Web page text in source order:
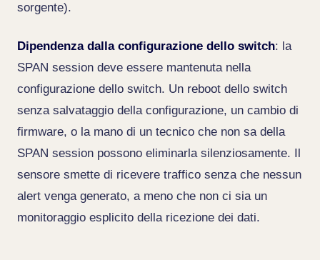
sorgente).
Dipendenza dalla configurazione dello switch: la
SPAN session deve essere mantenuta nella
configurazione dello switch. Un reboot dello switch
senza salvataggio della configurazione, un cambio di
firmware, o la mano di un tecnico che non sa della
SPAN session possono eliminarla silenziosamente. Il
sensore smette di ricevere traffico senza che nessun
alert venga generato, a meno che non ci sia un
monitoraggio esplicito della ricezione dei dati.